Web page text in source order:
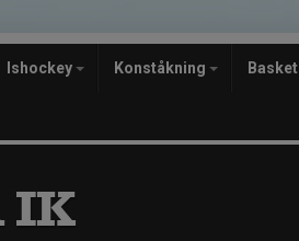
Ishockey Konståkning Basket
IK